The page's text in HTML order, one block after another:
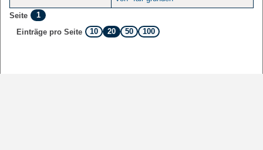
Seite
1
Einträge pro Seite
10 20 50 100